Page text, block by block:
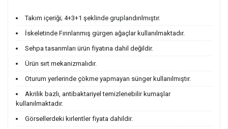
Takım içeriği; 4+3+1 şeklinde gruplandırılmıştır.
İskeletinde Fırınlanmış gürgen ağaçlar kullanılmaktadır.
Sehpa tasarımları ürün fiyatına dahil değildir.
Ürün sırt mekanizmalıdır.
Oturum yerlerinde çökme yapmayan sünger kullanılmıştır.
Akrilik bazlı, antibaktariyel temizlenebilir kumaşlar
kullanılmaktadır.
Görsellerdeki kırlentler fiyata dahildir.